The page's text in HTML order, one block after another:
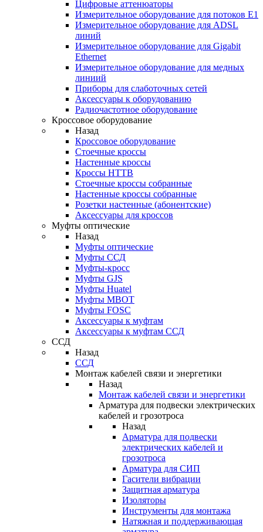
Цифровые аттенюаторы
Измерительное оборудование для потоков Е1
Измерительное оборудование для ADSL
линий
Измерительное оборудование для Gigabit
Ethernet
Измерительное оборудование для медных
линиий
Приборы для слаботочных сетей
Аксессуары к оборудованию
Радиочастотное оборудование
Кроссовое оборудование
Назад
Кроссовое оборудование
Стоечные кроссы
Настенные кроссы
Кроссы HTTB
Стоечные кроссы собранные
Настенные кроссы собранные
Розетки настенные (абонентские)
Аксессуары для кроссов
Муфты оптические
Назад
Муфты оптические
Муфты ССД
Муфты-кросс
Муфты GJS
Муфты Huatel
Муфты МВОТ
Муфты FOSC
Аксессуары к муфтам
Аксессуары к муфтам ССД
ССД
Назад
ССД
Монтаж кабелей связи и энергетики
Назад
Монтаж кабелей связи и энергетики
Арматура для подвески электрических
кабелей и грозотроса
Назад
Арматура для подвески
электрических кабелей и
грозотроса
Арматура для СИП
Гасители вибрации
Защитная арматура
Изоляторы
Инструменты для монтажа
Натяжная и поддерживающая